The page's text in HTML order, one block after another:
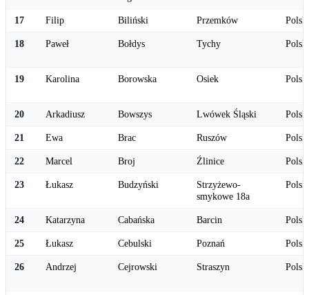
17 Filip Biliński Przemków
18 Paweł Bołdys Tychy
19 Karolina Borowska Osiek
20 Arkadiusz Bowszys Lwówek Śląski
21 Ewa Brac Ruszów
22 Marcel Broj Źlinice
23 Łukasz Budzyński
Strzyżewo-
smykowe 18a
24 Katarzyna Cabańska Barcin
25 Łukasz Cebulski Poznań
26 Andrzej Cejrowski Straszyn